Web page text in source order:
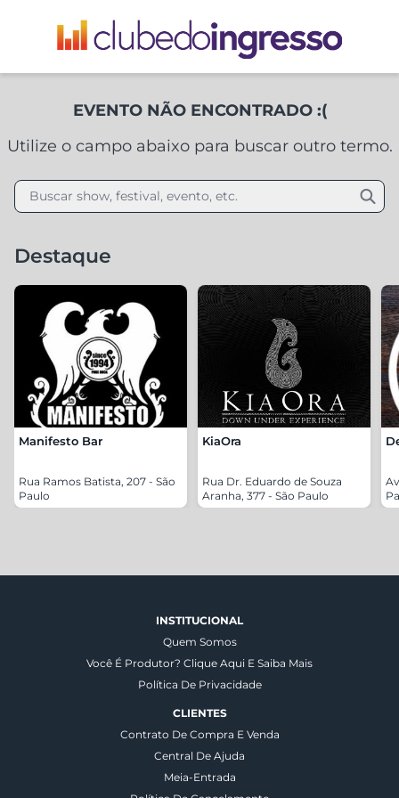
EVENTO NÃO ENCONTRADO :(
Utilize o campo abaixo para buscar outro termo.
Buscar show, festival, evento, etc.
Destaque
Manifesto Bar
Rua Ramos Batista, 207 - São
Paulo
KiaOra
Rua Dr. Eduardo de Souza
Aranha, 377 - São Paulo
INSTITUCIONAL
Quem Somos
Você É Produtor? Clique Aqui E Saiba Mais
Política De Privacidade
CLIENTES
Contrato De Compra E Venda
Central De Ajuda
Meia-Entrada